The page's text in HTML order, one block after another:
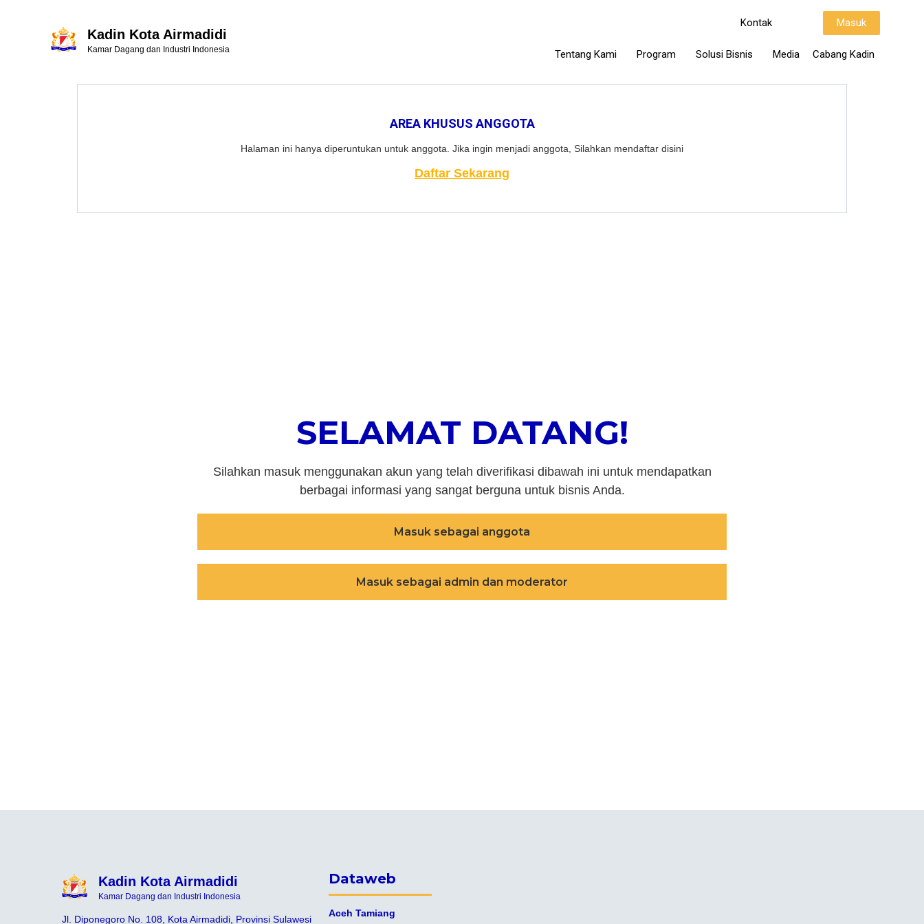
Kadin Kota Airmadidi
Kamar Dagang dan Industri Indonesia
Kontak Masuk
Tentang Kami Program Solusi Bisnis Media Cabang Kadin
AREA KHUSUS ANGGOTA
Halaman ini hanya diperuntukan untuk anggota. Jika ingin menjadi anggota, Silahkan mendaftar disini
Daftar Sekarang
SELAMAT DATANG!
Silahkan masuk menggunakan akun yang telah diverifikasi dibawah ini untuk mendapatkan
berbagai informasi yang sangat berguna untuk bisnis Anda.
Masuk sebagai anggota
Masuk sebagai admin dan moderator
Kadin Kota Airmadidi
Kamar Dagang dan Industri Indonesia
Jl. Diponegoro No. 108, Kota Airmadidi, Provinsi Sulawesi
Dataweb
Aceh Tamiang